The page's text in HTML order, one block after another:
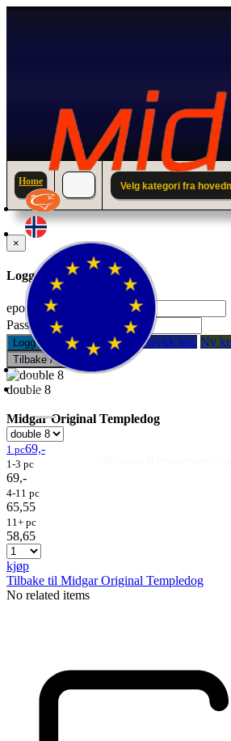
Fluer
Home Velg kategori fra
×
Logg inn til din konto.
epostadresse:
Passord:
Logg inn Glemt passord? Trykk her. Ny
Tilbake / Lukk
double 8
Midgar Original Templedog
1 pc69,-
1-3 pc
69,-
4-11 pc
65,55
11+ pc
58,65
kjøp
Tilbake til Midgar Original Templedog
No related items